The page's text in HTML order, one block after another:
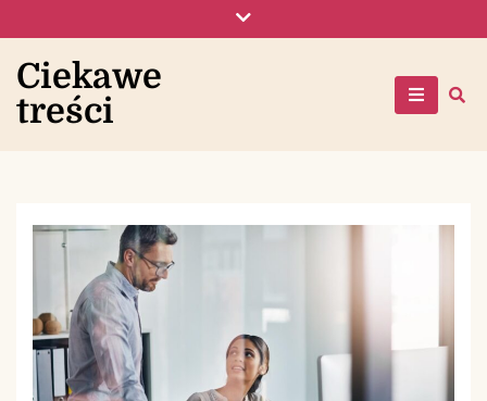
to
content
Ciekawe
treści